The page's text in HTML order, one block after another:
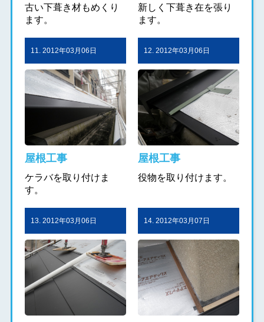
古い下葺き材もめくり
ます。
新しく下葺き在を張り
ます。
11. 2012年03月06日
屋根工事
ケラバを取り付けま
す。
12. 2012年03月06日
屋根工事
役物を取り付けます。
13. 2012年03月06日 14. 2012年03月07日